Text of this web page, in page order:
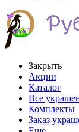
Закрыть
Акции
Каталог
Все
Комплекты
Заказ